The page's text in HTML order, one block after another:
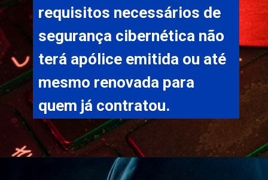
requisitos necessários de
segurança cibernética não
terá apólice emitida ou até
mesmo renovada para
quem já contratou.